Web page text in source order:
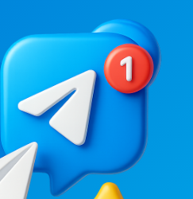
10.7
4.6K/
1.3K
Новини/ЗМІ,
Ціна реклами
30/24 130 ₴